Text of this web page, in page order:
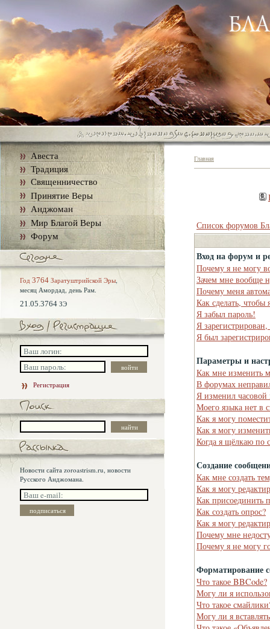
Авеста
Традиция
Священничество
Принятие Веры
Анджоман
Мир Благой Веры
Форум
Год 3764 Заратуштрийской Эры,
месяц Амордад, день Рам.
21.05.3764 ЗЭ
Регистрация
Новости сайта zoroastrism.ru, новости
Русского Анджомана.
Главная
Список форумов
Вход на форум и
Почему я не могу
Зачем мне вообще
Почему меня
Как сделать, чтобы
Я забыл пароль!
Я
Я был
Параметры и
Как мне изменить
В форумах
Я изменил часовой
Моего языка нет в
Как я могу
Как я могу
Когда я щёлкаю по
Создание
Как мне создать
Как я могу
Как присоединить
Как создать опрос?
Как я могу
Почему мне
Почему я не могу
Форматирование
Что такое BBCode?
Могу ли я
Что такое
Могу ли я